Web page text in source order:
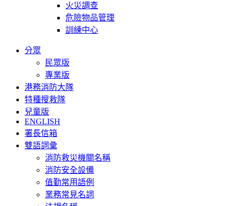
火災調查
危險物品管理
訓練中心
分眾
民眾版
專業版
港務消防大隊
特種搜救隊
兒童版
ENGLISH
署長信箱
雙語詞彙
消防救災機關名稱
消防安全設備
值勤常用語例
業務常見名詞